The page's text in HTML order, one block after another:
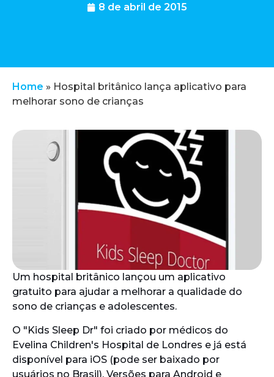
8 de abril de 2015
Home » Hospital britânico lança aplicativo para
melhorar sono de crianças
Um hospital britânico lançou um aplicativo
gratuito para ajudar a melhorar a qualidade do
sono de crianças e adolescentes.
O "Kids Sleep Dr" foi criado por médicos do
Evelina Children's Hospital de Londres e já está
disponível para iOS (pode ser baixado por
usuários no Brasil). Versões para Android e